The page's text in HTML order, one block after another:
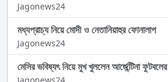
Jagonews24
মধ্যপ্রাচ্য নিয়ে মোদী ও নেতানিয়াহুর ফোনালাপ
Jagonews24
মেসির ভবিষ্যৎ নিয়ে মুখ খুললেন আর্জেন্টিনা